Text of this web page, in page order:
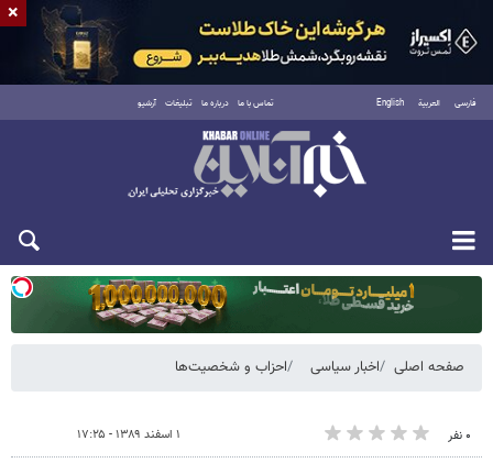
فارسی العربية English تماس با ما درباره ما تبلیغات آرشیو
یکشنبه ۱۸ مرداد ۱۴۰۵
صفحه اصلی اخبار سیاسی احزاب و شخصیت‌ها
۰ نفر ۱ اسفند ۱۳۸۹ - ۱۷:۲۵
×